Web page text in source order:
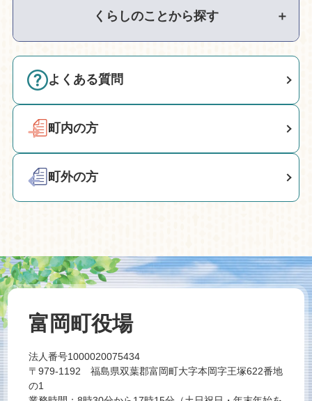
くらしのことから探す ＋
よくある質問
町内の方
町外の方
富岡町役場
法人番号1000020075434
〒979-1192 福島県双葉郡富岡町大字本岡字王塚622番地
の1